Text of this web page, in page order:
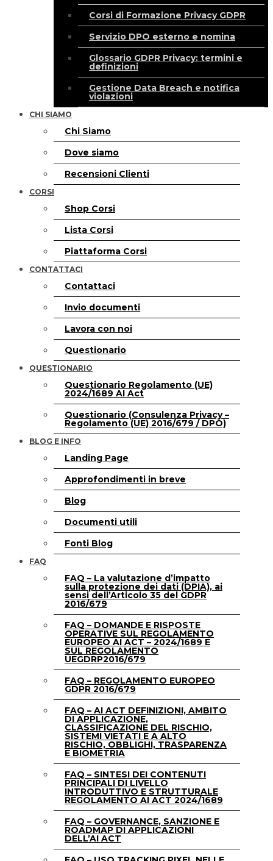
Corsi di Formazione Privacy GDPR
Servizio DPO esterno e nomina
Glossario GDPR Privacy: termini e
definizioni
Gestione Data Breach e notifica
violazioni
CHI SIAMO
Chi Siamo
Dove siamo
Recensioni Clienti
CORSI
Shop Corsi
Lista Corsi
Piattaforma Corsi
CONTATTACI
Contattaci
Invio documenti
Lavora con noi
Questionario
QUESTIONARIO
Questionario Regolamento (UE)
2024/1689 AI Act
Questionario (Consulenza Privacy –
Regolamento (UE) 2016/679 / DPO)
BLOG E INFO
Landing Page
Approfondimenti in breve
Blog
Documenti utili
Fonti Blog
FAQ
FAQ – La valutazione d’impatto
sulla protezione dei dati (DPIA), ai
sensi dell’Articolo 35 del GDPR
2016/679
FAQ – DOMANDE E RISPOSTE
OPERATIVE SUL REGOLAMENTO
EUROPEO AI ACT – 2024/1689 E
SUL REGOLAMENTO
UEGDRP2016/679
FAQ – REGOLAMENTO EUROPEO
GDPR 2016/679
FAQ – AI ACT DEFINIZIONI, AMBITO
DI APPLICAZIONE,
CLASSIFICAZIONE DEL RISCHIO,
SISTEMI VIETATI E A ALTO
RISCHIO, OBBLIGHI, TRASPARENZA
E BIOMETRIA
FAQ – SINTESI DEI CONTENUTI
PRINCIPALI DI LIVELLO
INTRODUTTIVO E STRUTTURALE
REGOLAMENTO AI ACT 2024/1689
FAQ – GOVERNANCE, SANZIONE E
ROADMAP DI APPLICAZIONI
DELL’AI ACT